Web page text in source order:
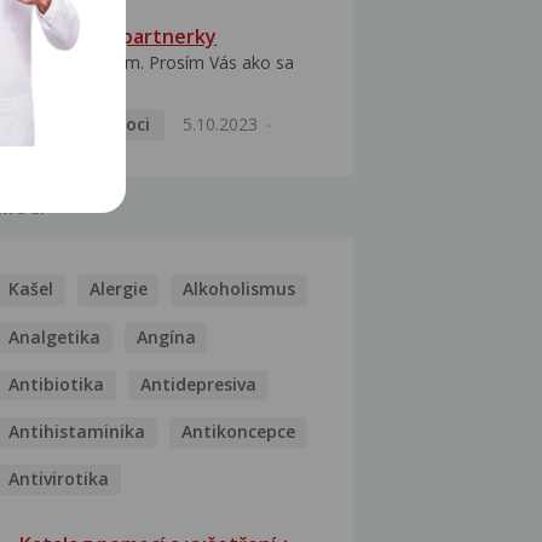
HPV typ 52 u partnerky
Dobrý deň prajem. Prosím Vás ako sa
Pohlavní nemoci
5.10.2023
Kašel Alergie Alkoholismus
Analgetika Angína
Antibiotika Antidepresiva
Antihistaminika Antikoncepce
Antivirotika